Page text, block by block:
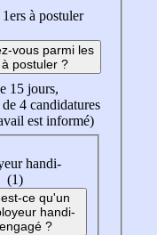
à postuler
vous parmi les
postuler ?
15 jours,
4 candidatures
est informé)
handi-
(1)
ce qu'un
handi-
engagé ?